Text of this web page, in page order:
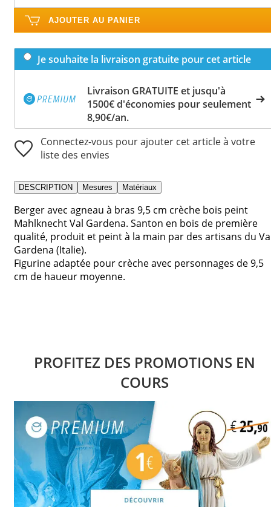
AJOUTER AU PANIER
Je souhaite la livraison gratuite pour cet article
Livraison GRATUITE et jusqu'à
1500€ d'économies pour seulement
8,90€/an.
Connectez-vous pour ajouter cet article à votre
liste des envies
DESCRIPTION Mesures Matériaux
Berger avec agneau à bras 9,5 cm crèche bois peint
Mahlknecht Val Gardena. Santon en bois de première
qualité, produit et peint à la main par des artisans du
Gardena (Italie).
Figurine adaptée pour crèche avec personnages de 9,5
cm de haueur moyenne.
PROFITEZ DES PROMOTIONS EN
COURS